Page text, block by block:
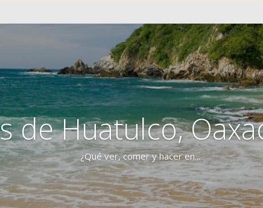
de Huatulco,
¿Qué ver, comer y hacer en...